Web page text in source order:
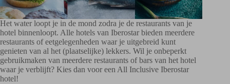
Het water loopt je in de mond zodra je de restaurants van je
hotel binnenloopt. Alle hotels van Iberostar bieden meerdere
restaurants of eetgelegenheden waar je uitgebreid kunt
genieten van al het (plaatselijke) lekkers. Wil je onbeperkt
gebruikmaken van meerdere restaurants of bars van het hotel
waar je verblijft? Kies dan voor een All Inclusive Iberostar
hotel!